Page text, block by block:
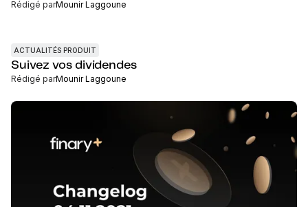
Rédigé parMounir Laggoune
ACTUALITÉS PRODUIT
Suivez vos dividendes
Rédigé parMounir Laggoune